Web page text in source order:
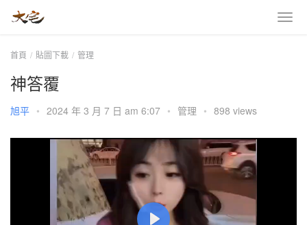
首頁 貼圖下載 管理
神答覆
旭平 • 2024 年 3 月 7 日 am 6:07 • 管理 • 898 views